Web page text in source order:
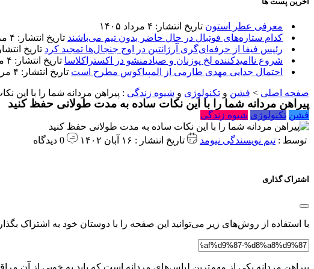
معرفی عطر استون تاریخ انتشار: ۴ مرداد ۱۴۰۵
کدام ستاره‌های فوتبال در حال حاضر بدون تیم می‌باشند تاریخ انتشار: ۴ مرداد ۱۴۰۵
رئیس فیفا از حرفه‌ای‌گری آرژانتین در اوج جنجال‌ها تمجید کرد تاریخ انتشار: ۴ مرداد
شروع ناامیدکننده لخ پوزنان و صیادمنشو در اکستراکلاسا تاریخ انتشار: ۴ مرداد ۱۴۰۵
احتمال جدایی مهدی طارمی از المپیاکوس مطرح است تاریخ انتشار: ۴ مرداد ۱۴۰۵
صفحه اصلی > فشن و تکنولوژی و شیوه زندگی : پیراهن مردانه شما را با این
پیراهن مردانه شما را با این نکات ساده به مدت طولانی حفظ کنید
فشن تکنولوژی شیوه زندگی
توسط : تیم نویسندگی نیومد تاریخ انتشار : ۱۶ آبان ۱۴۰۲
اشتراک گذاری
با استفاده از روش‌های زیر می‌توانید این صفحه را با دوستان خود به اشتراک
پیراهن مردانه یکی از مهم‌ترین لباس‌های مردانه است که باید به خوبی از آن